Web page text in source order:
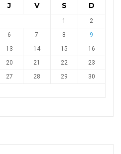
J V S D
1
2
6 7 8
9
13 14 15
16
20 21 22
23
27 28 29
30